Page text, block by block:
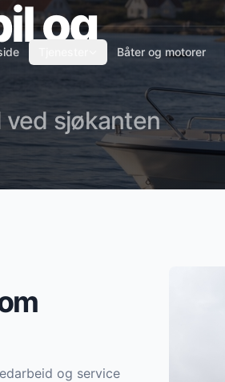
Båter og motorer
og
ved sjøkanten
og service